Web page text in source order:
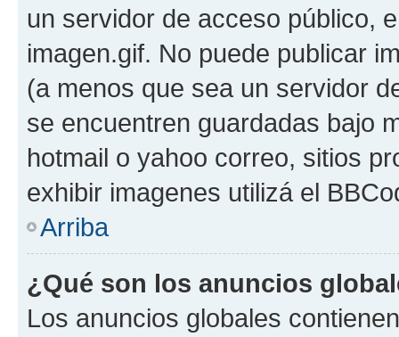
un servidor de acceso público,
imagen.gif. No puede publicar
(a menos que sea un servidor
se encuentren guardadas bajo
hotmail o yahoo correo, sitios
exhibir imagenes utilizá el
Arriba
¿Qué son los anuncios
Los anuncios globales